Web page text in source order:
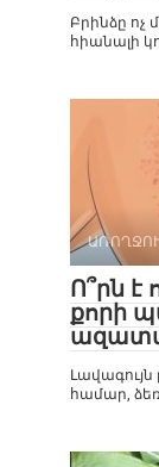
Բրինձը ոչ
հիանալի
Ո՞րն
քորի
համար,